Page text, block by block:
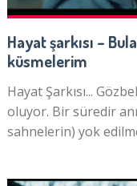
Hayat şarkısı –
küsmelerim
Hayat Şarkısı...
oluyor. Bir süredir
sahnelerin) yok